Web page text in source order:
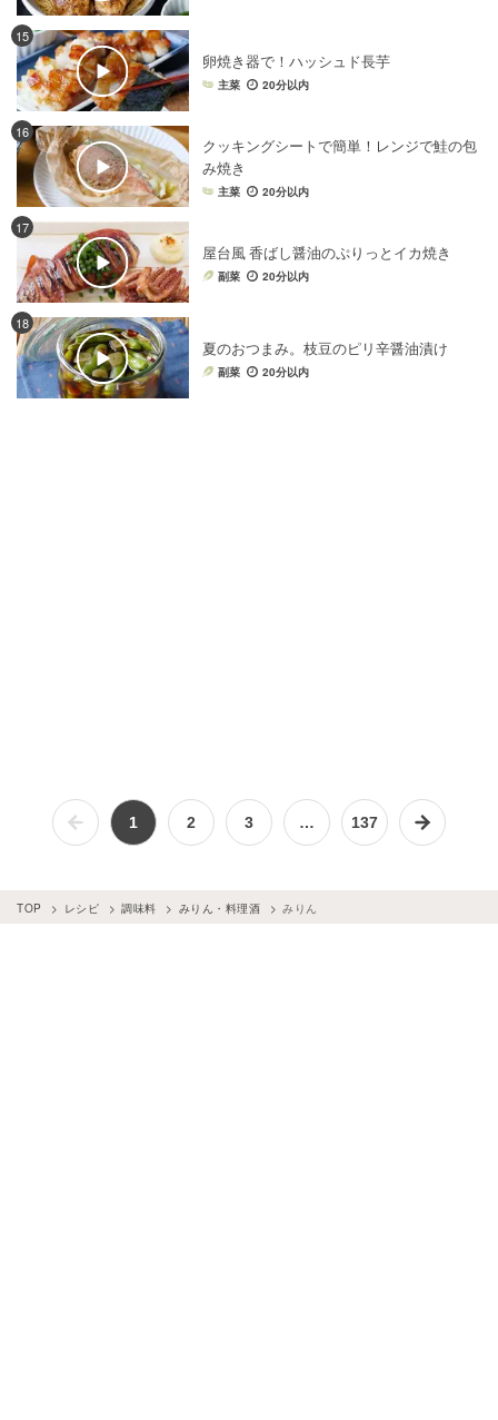
15
卵焼き器で！ハッシュド長芋
主菜 20分以内
16
クッキングシートで簡単！レンジで鮭の包
み焼き
主菜 20分以内
17
屋台風 香ばし醤油のぷりっとイカ焼き
副菜 20分以内
18
夏のおつまみ。枝豆のピリ辛醤油漬け
副菜 20分以内
1 2 3 … 137
TOP レシピ 調味料 みりん・料理酒 みりん